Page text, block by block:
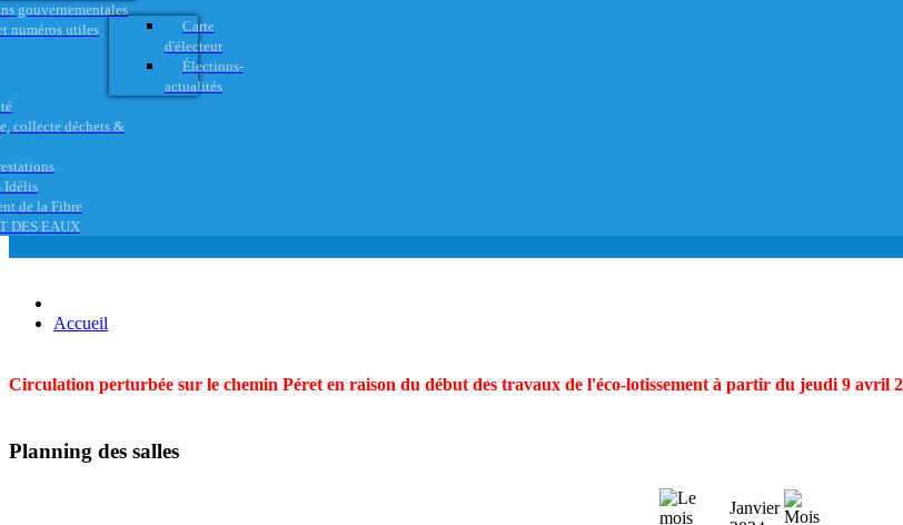
gouvernementales
numéros utiles
Carte
d'électeur
Élections-
actualités
collecte déchets &
Idélis
de la Fibre
DES EAUX
Accueil
Circulation perturbée sur le chemin Péret en raison du début des travaux de l'éco-lotissement à partir du jeudi 9 avril
Planning des salles
Janvier